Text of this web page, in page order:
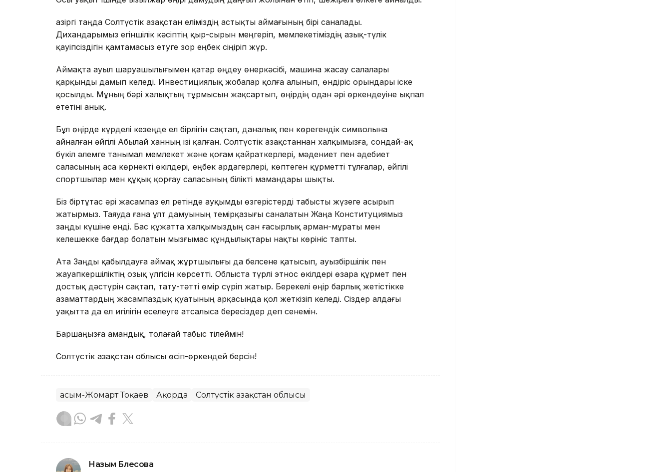
Қазіргі таңда Солтүстік Қазақстан еліміздің астықты аймағының бірі саналады.
Дихандарымыз егіншілік кәсіптің қыр-сырын меңгеріп, мемлекетіміздің азық-түлік
қауіпсіздігін қамтамасыз етуге зор еңбек сіңіріп жүр.
Аймақта ауыл шаруашылығымен қатар өңдеу өнеркәсібі, машина жасау салалары
қарқынды дамып келеді. Инвестициялық жобалар қолға алынып, өндіріс орындары іске
қосылды. Мұның бәрі халықтың тұрмысын жақсартып, өңірдің одан әрі өркендеуіне ықпал
ететіні анық.
Бұл өңірде күрделі кезеңде ел бірлігін сақтап, даналық пен көрегендік символына
айналған әйгілі Абылай ханның ізі қалған. Солтүстік Қазақстаннан халқымызға, сондай-ақ
бүкіл әлемге танымал мемлекет және қоғам қайраткерлері, мәдениет пен әдебиет
саласының аса көрнекті өкілдері, еңбек ардагерлері, көптеген құрметті тұлғалар, әйгілі
спортшылар мен құқық қорғау саласының білікті мамандары шықты.
Біз біртұтас әрі жасампаз ел ретінде ауқымды өзгерістерді табысты жүзеге асырып
жатырмыз. Таяуда ғана ұлт дамуының темірқазығы саналатын Жаңа Конституциямыз
заңды күшіне енді. Бас құжатта халқымыздың сан ғасырлық арман-мұраты мен
келешекке бағдар болатын мызғымас құндылықтары нақты көрініс тапты.
Ата Заңды қабылдауға аймақ жұртшылығы да белсене қатысып, ауызбіршілік пен
жауапкершіліктің озық үлгісін көрсетті. Облыста түрлі этнос өкілдері өзара құрмет пен
достық дәстүрін сақтап, тату-тәтті өмір сүріп жатыр. Берекелі өңір барлық жетістікке
азаматтардың жасампаздық қуатының арқасында қол жеткізіп келеді. Сіздер алдағы
уақытта да ел игілігін еселеуге атсалыса бересіздер деп сенемін.
Баршаңызға амандық, толағай табыс тілеймін!
Солтүстік Қазақстан облысы өсіп-өркендей берсін!
Қасым-Жомарт Тоқаев Ақорда Солтүстік Қазақстан облысы
Назым Бөлесова